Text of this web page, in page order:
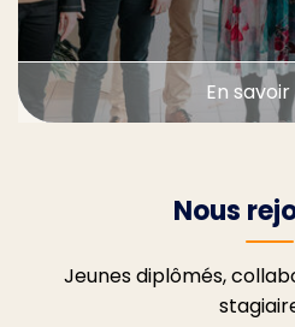
En
Nous
Jeunes diplômés,